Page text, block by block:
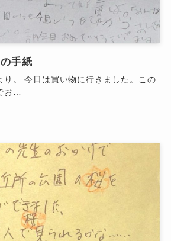
手紙
り。 今日は買い物に行きました。この
お…